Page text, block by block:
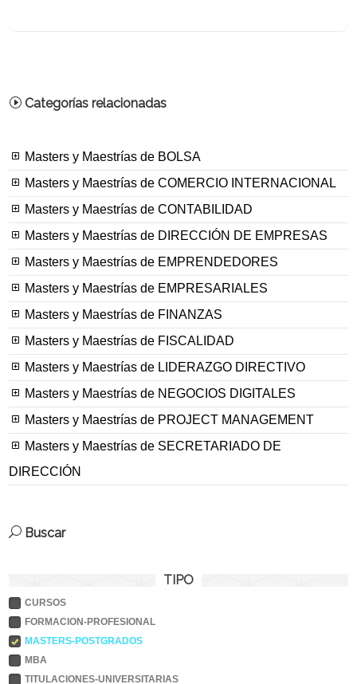
Categorías relacionadas
Masters y Maestrías de BOLSA
Masters y Maestrías de COMERCIO INTERNACIONAL
Masters y Maestrías de CONTABILIDAD
Masters y Maestrías de DIRECCIÓN DE EMPRESAS
Masters y Maestrías de EMPRENDEDORES
Masters y Maestrías de EMPRESARIALES
Masters y Maestrías de FINANZAS
Masters y Maestrías de FISCALIDAD
Masters y Maestrías de LIDERAZGO DIRECTIVO
Masters y Maestrías de NEGOCIOS DIGITALES
Masters y Maestrías de PROJECT MANAGEMENT
Masters y Maestrías de SECRETARIADO DE
DIRECCIÓN
Buscar
TIPO
CURSOS
FORMACION-PROFESIONAL
MASTERS-POSTGRADOS
MBA
TITULACIONES-UNIVERSITARIAS